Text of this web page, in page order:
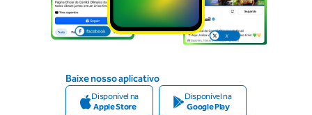
Baixe nosso aplicativo
Disponível na
Apple Store
Disponível na
Google Play